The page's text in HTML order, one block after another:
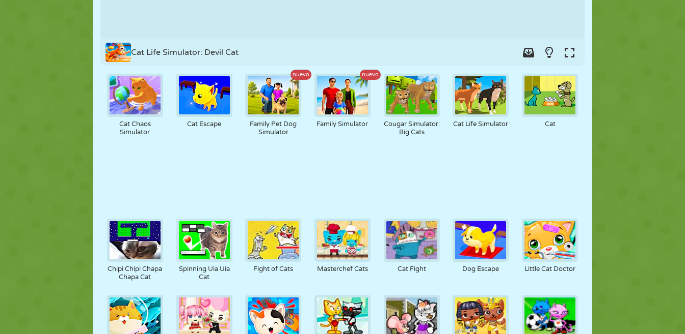
Cat Life Simulator: Devil Cat
Cat Chaos
Simulator
Cat Escape
nuevo
Family Pet Dog
Simulator
nuevo
Family Simulator
Cougar Simulator:
Big Cats
Cat Life Simulator Cat
Chipi Chipi Chapa
Chapa Cat
Spinning Uia Uia
Cat
Fight of Cats Masterchef Cats Cat Fight Dog Escape Little Cat Doctor